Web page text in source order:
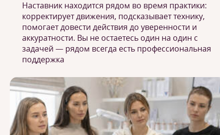
Наставник находится рядом во время практики:
корректирует движения, подсказывает технику,
помогает довести действия до уверенности и
аккуратности. Вы не остаетесь один на один с
задачей — рядом всегда есть профессиональная
поддержка